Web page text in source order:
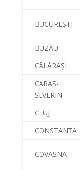
BUCUREȘTI
BUZĂU
CĂLĂRAȘI
CARAȘ-
SEVERIN
CLUJ
CONSTANȚA
COVASNA